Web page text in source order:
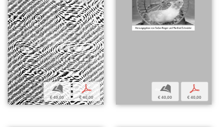
b
€ 40,00
p
€ 40,00
b
€ 40,00
p
€ 40,00